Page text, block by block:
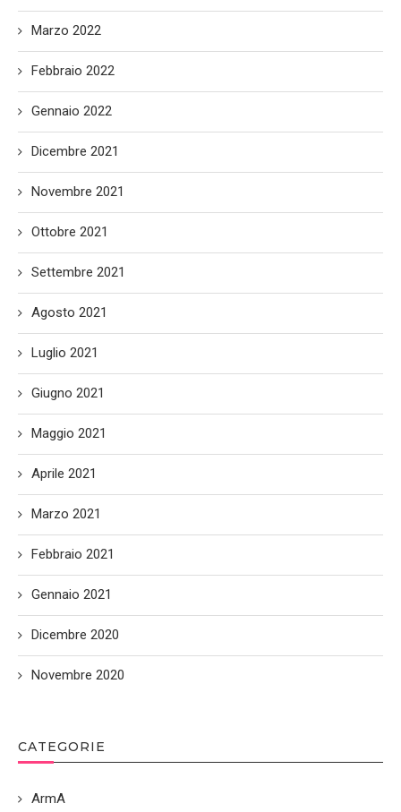
Marzo 2022
Febbraio 2022
Gennaio 2022
Dicembre 2021
Novembre 2021
Ottobre 2021
Settembre 2021
Agosto 2021
Luglio 2021
Giugno 2021
Maggio 2021
Aprile 2021
Marzo 2021
Febbraio 2021
Gennaio 2021
Dicembre 2020
Novembre 2020
CATEGORIE
ArmA